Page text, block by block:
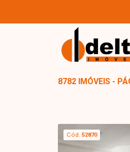
8782 IMÓVEIS -
Cód. 52870